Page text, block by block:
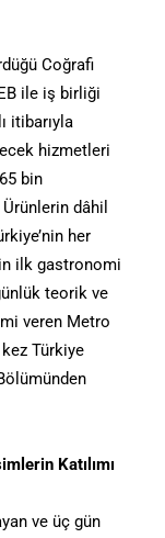
Coğrafi
ile iş birliği
itibarıyla
hizmetleri
bin
dâhil
her
ilk gastronomi
teorik ve
veren Metro
Türkiye
Katılımı
ve üç gün